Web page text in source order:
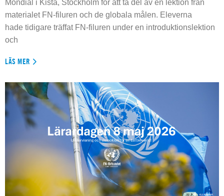
Mondial i Kista, Stockholm för att ta del av en lektion från
materialet FN-filuren och de globala målen. Eleverna
hade tidigare träffat FN-filuren under en introduktionslektion
och
LÄS MER